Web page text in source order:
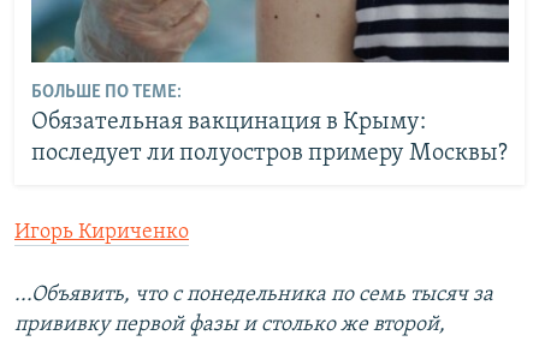
БОЛЬШЕ ПО ТЕМЕ:
Обязательная вакцинация в Крыму:
последует ли полуостров примеру Москвы?
Игорь Кириченко
...Объявить, что с понедельника по семь тысяч за
прививку первой фазы и столько же второй,